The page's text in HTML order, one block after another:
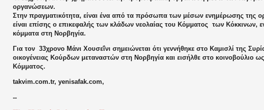
οργανώσεων.
Στην πραγματικότητα, είναι ένα από τα πρόσωπα των μέσων ενημέρωσης της
είναι επίσης ο επικεφαλής των κλάδων νεολαίας του Κόμματος των Κόκκινων,
κόμματα στη Νορβηγία.
Για τον 33χρονο Μάνι Χουσεΐνι σημειώνεται ότι γεννήθηκε στο Καμισλί της
οικογένειας Κούρδων μεταναστών στη Νορβηγία και εισήλθε στο κοινοβούλιο
Κόμματος.
takvim.com.tr, yenisafak.com,
--